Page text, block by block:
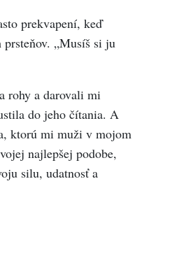
prekvapení, keď
„Musíš si ju
rohy a darovali mi
do jeho čítania. A
ktorú mi muži v mojom
najlepšej podobe,
silu, udatnosť a